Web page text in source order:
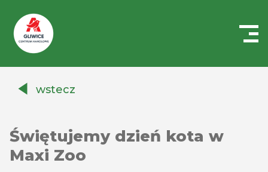
Auchanwstecz
Świętujemy dzień kota w
Maxi Zoo